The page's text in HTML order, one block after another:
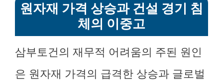
원자재 가격 상승과 건설 경기 침
체의 이중고
삼부토건의 재무적 어려움의 주된 원인
은 원자재 가격의 급격한 상승과 글로벌